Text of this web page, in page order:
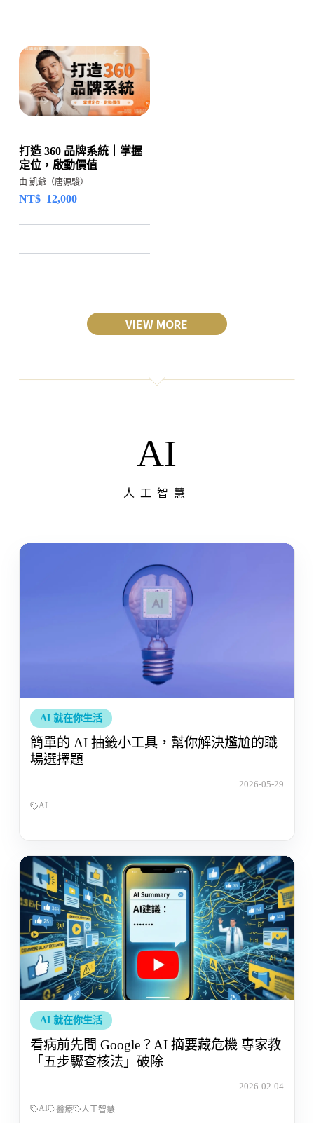
打造 360 品牌系統｜掌握
定位，啟動價值
由 凱爺（唐源駿）
NT$ 12,000
–
VIEW MORE
AI
人工智慧
AI 就在你生活
簡單的 AI 抽籤小工具，幫你解決尷尬的職
場選擇題
2026-05-29
AI
AI 就在你生活
看病前先問 Google？AI 摘要藏危機 專家教
「五步驟查核法」破除
2026-02-04
AI 醫療 人工智慧